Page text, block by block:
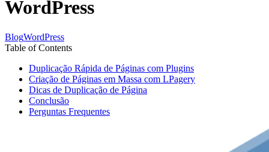
WordPress
BlogWordPress
Table of Contents
Duplicação Rápida de Páginas com Plugins
Criação de Páginas em Massa com LPagery
Dicas de Duplicação de Página
Conclusão
Perguntas Frequentes